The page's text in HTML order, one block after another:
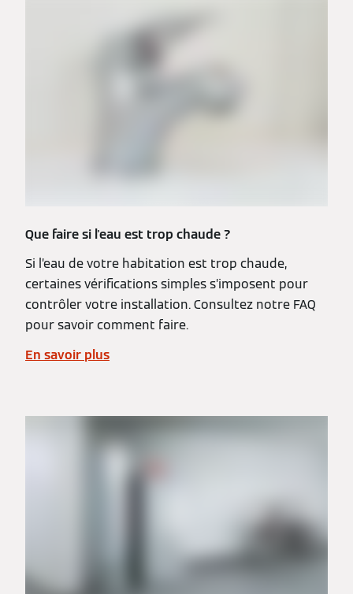
Que faire si l'eau est trop chaude ?
Si l’eau de votre habitation est trop chaude,
certaines vérifications simples s’imposent pour
contrôler votre installation. Consultez notre FAQ
pour savoir comment faire.
En savoir plus